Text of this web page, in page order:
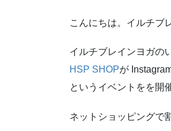
こんにちは。イルチブ
イルチブレインヨガの
HSP SHOPが
というイベントをを開
ネットショッピングで